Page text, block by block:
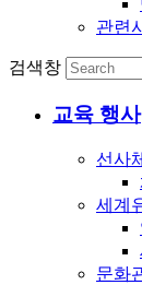
관련
검색창
교육 행사
선사
세계
문화